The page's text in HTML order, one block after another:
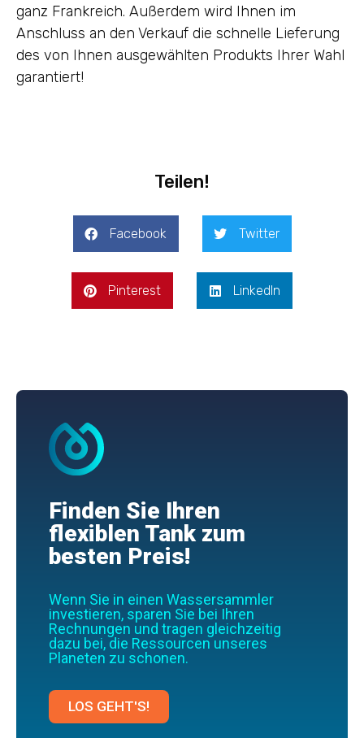
ganz Frankreich. Außerdem wird Ihnen im
Anschluss an den Verkauf die schnelle Lieferung
des von Ihnen ausgewählten Produkts Ihrer Wahl
garantiert!
Teilen!
Facebook Twitter
Pinterest LinkedIn
Finden Sie Ihren
flexiblen Tank zum
besten Preis!
Wenn Sie in einen Wassersammler
investieren, sparen Sie bei Ihren
Rechnungen und tragen gleichzeitig
dazu bei, die Ressourcen unseres
Planeten zu schonen.
LOS GEHT'S!